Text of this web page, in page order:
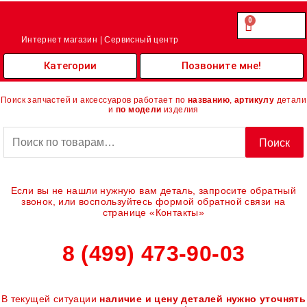
Перейти
Интернет магазин | Сервисный центр
0.00
0
Cart
Категории Позвоните мне!
Поиск запчастей и аксессуаров работает по названию артикулу детали
и по модели изделия
Поиск
Если вы не нашли нужную вам деталь, запросите обратный
звонок, или воспользуйтесь формой обратной связи на
странице «Контакты»
8 (499) 473-90-03
В текущей ситуации наличие и цену деталей нужно уточнять